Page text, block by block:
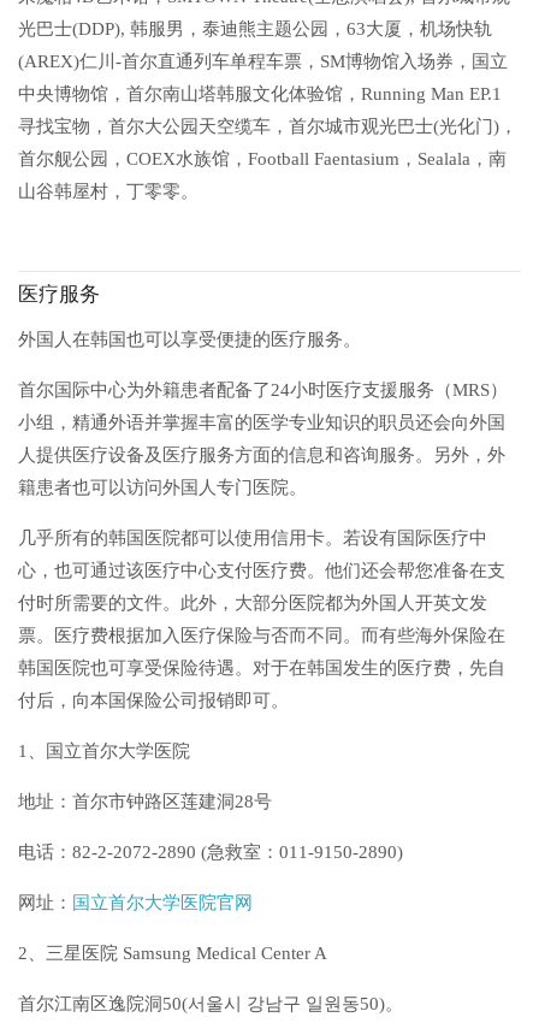
光巴士(DDP), 韩服男，泰迪熊主题公园，63大厦，机场快轨
(AREX)仁川-首尔直通列车单程车票，SM博物馆入场券，国立
中央博物馆，首尔南山塔韩服文化体验馆，Running Man EP.1
寻找宝物，首尔大公园天空缆车，首尔城市观光巴士(光化门)，
首尔舰公园，COEX水族馆，Football Faentasium，Sealala，南
山谷韩屋村，丁零零。
医疗服务
外国人在韩国也可以享受便捷的医疗服务。
首尔国际中心为外籍患者配备了24小时医疗支援服务（MRS）
小组，精通外语并掌握丰富的医学专业知识的职员还会向外国
人提供医疗设备及医疗服务方面的信息和咨询服务。另外，外
籍患者也可以访问外国人专门医院。
几乎所有的韩国医院都可以使用信用卡。若设有国际医疗中
心，也可通过该医疗中心支付医疗费。他们还会帮您准备在支
付时所需要的文件。此外，大部分医院都为外国人开英文发
票。医疗费根据加入医疗保险与否而不同。而有些海外保险在
韩国医院也可享受保险待遇。对于在韩国发生的医疗费，先自
付后，向本国保险公司报销即可。
1 、国立首尔大学医院
地址：首尔市钟路区莲建洞28号
电话：82-2-2072-2890 (急救室：011-9150-2890)
网址： 国立首尔大学医院官网
2 、三星医院 Samsung Medical Center A
首尔江南区逸院洞50(서울시 강남구 일원동50)。